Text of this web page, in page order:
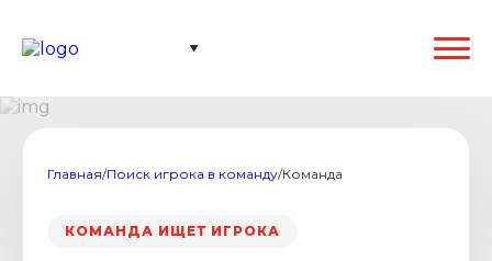
Главная/Поиск игрока в команду/Команда
КОМАНДА ИЩЕТ ИГРОКА